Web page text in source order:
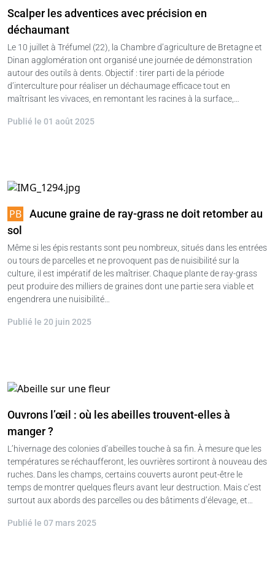
Scalper les adventices avec précision en
déchaumant
Le 10 juillet à Tréfumel (22), la Chambre d’agriculture de Bretagne et
Dinan agglomération ont organisé une journée de démonstration
autour des outils à dents. Objectif : tirer parti de la période
d’interculture pour réaliser un déchaumage efficace tout en
maîtrisant les vivaces, en remontant les racines à la surface,…
Publié le 01 août 2025
Aucune graine de ray-grass ne doit retomber au
sol
Même si les épis restants sont peu nombreux, situés dans les entrées
ou tours de parcelles et ne provoquent pas de nuisibilité sur la
culture, il est impératif de les maîtriser. Chaque plante de ray-grass
peut produire des milliers de graines dont une partie sera viable et
engendrera une nuisibilité…
Publié le 20 juin 2025
Ouvrons l’œil : où les abeilles trouvent-elles à
manger ?
L’hivernage des colonies d’abeilles touche à sa fin. À mesure que les
températures se réchaufferont, les ouvrières sortiront à nouveau des
ruches. Dans les champs, certains couverts auront peut-être le
temps de montrer quelques fleurs avant leur destruction. Mais c’est
surtout aux abords des parcelles ou des bâtiments d’élevage, et…
Publié le 07 mars 2025